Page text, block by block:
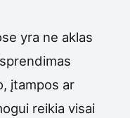
yra ne aklas
įtampos ar
reikia visai